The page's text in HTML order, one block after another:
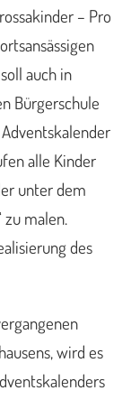
– Pro
auch in
Bürgerschule
alle Kinder
unter dem
zu malen.
des
wird es